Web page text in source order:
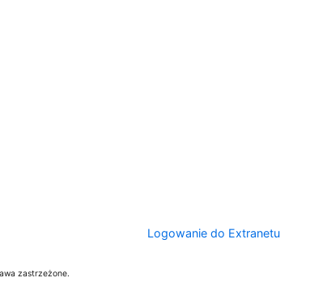
Logowanie do Extranetu
zastrzeżone.